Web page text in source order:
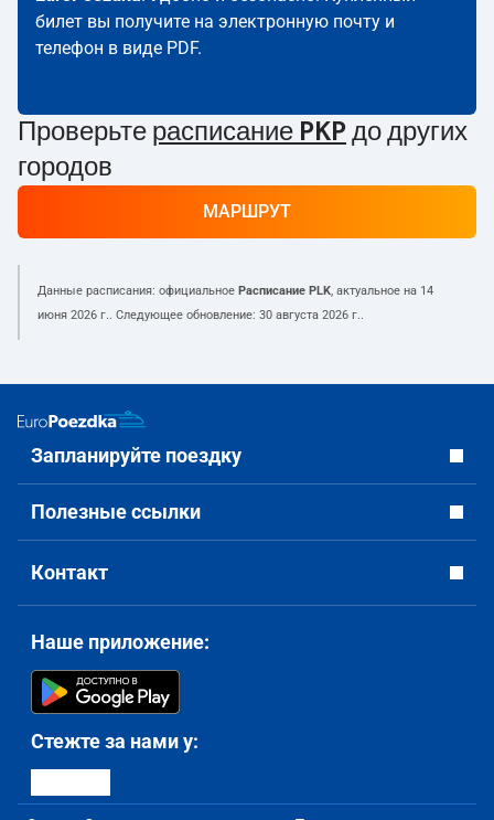
билет вы получите на электронную почту и
телефон в виде PDF.
Проверьте расписание PKP до других
городов
МАРШРУТ
Данные расписания: официальное Расписание PLK, актуальное на 14
июня 2026 г.. Следующее обновление: 30 августа 2026 г..
Запланируйте поездку
Полезные ссылки
Контакт
Наше приложение:
Стежте за нами у: